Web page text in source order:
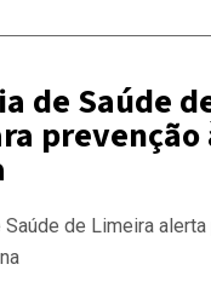
de Saúde
prevenção